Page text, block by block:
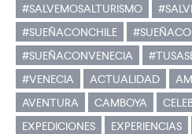
#SALVEMOSALTURISMO
#SUEÑACONCHILE
#SUEÑACONVENECIA
#VENECIA
ACTUALIDAD
AVENTURA
CAMBOYA
EXPEDICIONES
EXPERIENCIAS